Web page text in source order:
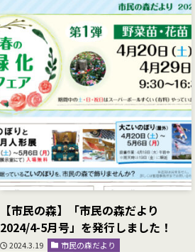
【市民の森】「市民の森だより
2024/4-5月号」を発行しました！
2024.3.19
市民の森だより